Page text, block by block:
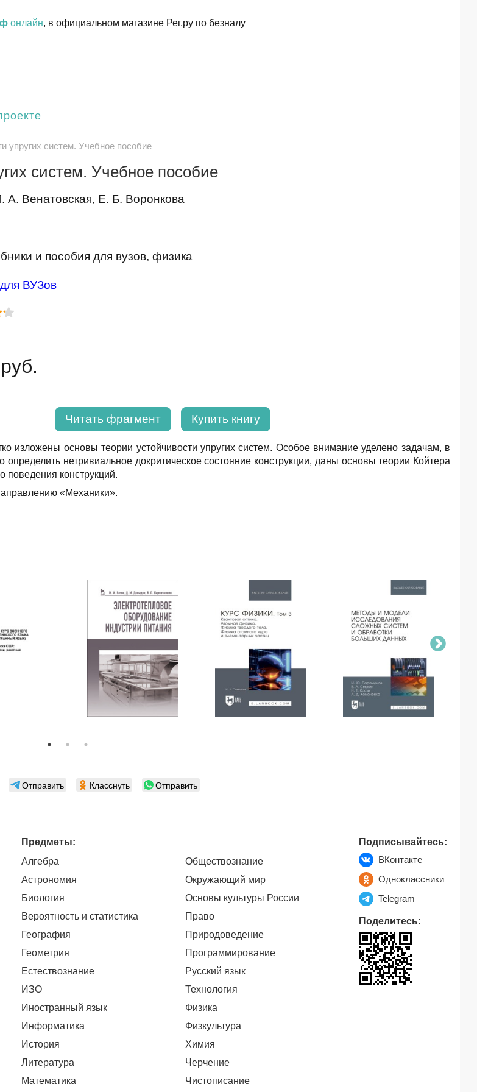
онлайн, в официальном магазине Рег.ру по безналу
упругих систем. Учебное пособие
систем. Учебное пособие
Венатовская, Е. Б. Воронкова
и пособия для вузов, физика
ВУЗов
Читать фрагмент Купить книгу
изложены основы теории устойчивости упругих систем. Особое внимание уделено задачам, в
определить нетривиальное докритическое состояние конструкции, даны основы теории Койтера
поведения конструкций.
«Механики».
Отправить Класснуть Отправить
Предметы:
Алгебра
Астрономия
Биология
Вероятность и статистика
География
Геометрия
Естествознание
ИЗО
Иностранный язык
Информатика
История
Литература
Математика
Обществознание
Окружающий мир
Основы культуры России
Право
Природоведение
Программирование
Русский язык
Технология
Физика
Физкультура
Химия
Черчение
Чистописание
Подписывайтесь:
ВКонтакте
Одноклассники
Telegram
Поделитесь: